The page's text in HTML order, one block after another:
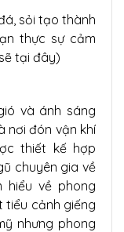
sỏi tạo thành
thực sự cảm
tại đây)
và ánh sáng
nơi đón vận khí
thiết kế hợp
chuyên gia về
về phong
tiểu cảnh giếng
nhưng phong